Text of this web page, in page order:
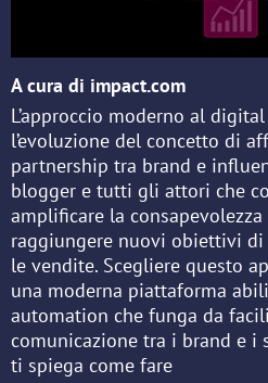
A cura di impact.com
L’approccio moderno al
l’evoluzione del concetto di
partnership tra brand e
blogger e tutti gli attori che
amplificare la
raggiungere nuovi obiettivi di
le vendite. Scegliere questo
una moderna piattaforma
automation che funga da
comunicazione tra i brand e i
ti spiega come fare